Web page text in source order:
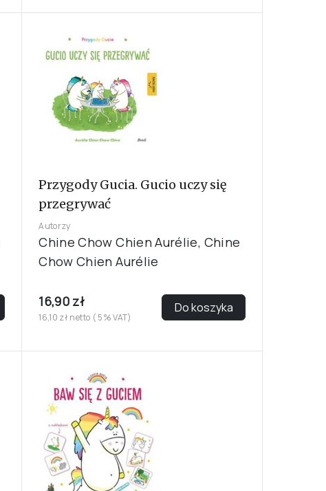
Przygody Gucia. Gucio uczy się
przegrywać
Autorzy
Chine Chow Chien Aurélie, Chine
Chow Chien Aurélie
16,90 zł
16,10 zł netto ( 5% VAT)
Do koszyka